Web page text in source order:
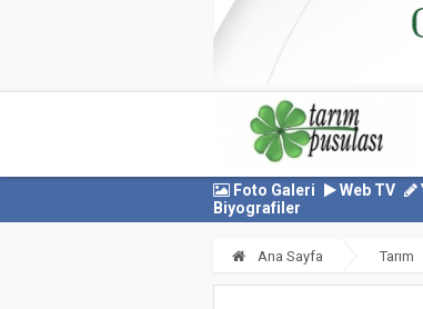
Foto Galeri
Web TV
Biyografiler
Ana Sayfa Tarım